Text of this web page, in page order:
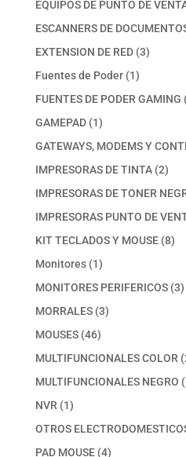
EQUIPOS DE PUNTO DE
ESCANNERS DE
EXTENSION DE RED 33
Fuentes de Poder 11
producto
FUENTES DE PODER GAMING
GAMEPAD 11
producto
GATEWAYS, MODEMS Y
IMPRESORAS DE TINTA 22
IMPRESORAS DE TONER
IMPRESORAS PUNTO DE
KIT TECLADOS Y MOUSE 88
Monitores 11
producto
MONITORES PERIFERICOS 33
MORRALES 33
MOUSES 4646
productos
MULTIFUNCIONALES COLOR
MULTIFUNCIONALES NEGRO
NVR 11
producto
OTROS
PAD MOUSE 44